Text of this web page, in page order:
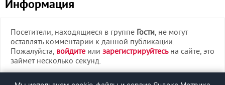
Информация
Посетители, находящиеся в группе Гости, не могут
оставлять комментарии к данной публикации.
Пожалуйста, войдите или зарегистрируйтесьна сайте, это
займет несколько секунд.